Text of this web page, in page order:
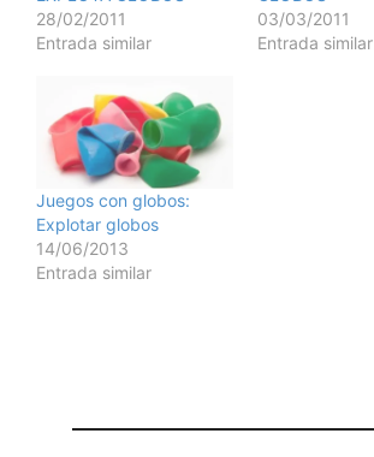
28/02/2011
Entrada similar
03/03/2011
Entrada similar
Juegos con globos:
Explotar globos
14/06/2013
Entrada similar